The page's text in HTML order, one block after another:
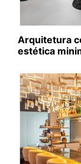
Arquitetura
estética